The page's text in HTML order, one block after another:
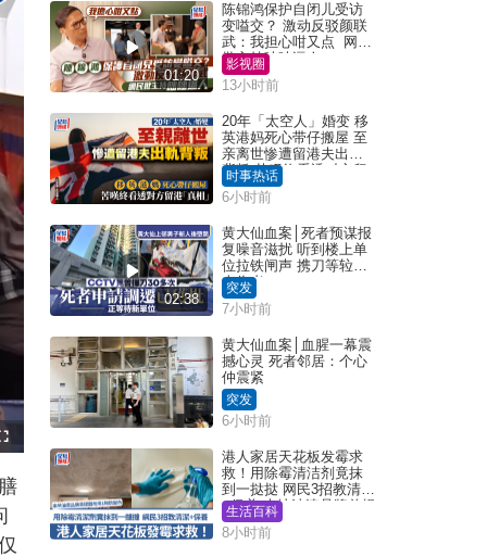
F
u
s
c
r
e
n
01:20
陈锦鸿保护自闭儿受访
变嗌交？ 激动反驳颜联
武：我担心咁又点 网民
批主持咄咄逼人
影视圈
13小时前
20年「太空人」婚变 移
英港妈死心带仔搬屋 至
亲离世惨遭留港夫出轨
背叛 苦叹终看透对方留
港「真相」｜Juicy叮
时事热话
6小时前
02:38
黄大仙血案│死者预谋报
复噪音滋扰 听到楼上单
位拉铁闸声 携刀等䢂伏
击伤者
突发
7小时前
黄大仙血案│血腥一幕震
撼心灵 死者邻居：个心
仲震紧
突发
6小时前
港人家居天花板发霉求
救！用除霉清洁剂竟抹
到一挞挞 网民3招教清洁
+保养 本地油漆品牌曾提
醒勿用1物防变色
生活百科
8小时前